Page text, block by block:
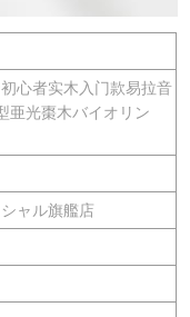
心者实木入门款易拉音
亜光棗木バイオリン
ャル旗艦店